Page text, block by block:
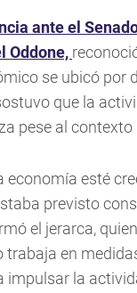
ante el
Oddone,
se ubicó por
que la
pese al
economía esté
previsto
el jerarca,
trabaja en
impulsar la